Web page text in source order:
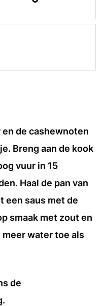
de cashewnoten
Breng aan de kook
vuur in 15
Haal de pan van
een saus met de
smaak met zout en
water toe als
de